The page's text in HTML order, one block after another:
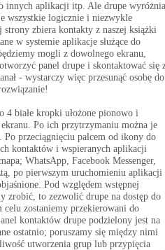
innych aplikacji itp. Ale drupe
wszystkie logicznie i niezwykle
zbiera kontakty z naszej książki
w systemie aplikacje służące do
mogli z dowolnego ekranu,
panel drupe i skontaktować się
- wystarczy więc przesunąć osobę do
4 białe kropki ułożone pionowo i
Po ich przytrzymaniu można je
Po przeciągnięciu palcem od ikony do
kontaktów i wspieranych aplikacji
WhatsApp, Facebook Messenger,
po pierwszym uruchomieniu aplikacji
Pod względem wstępnej
zrobić, to zezwolić drupe na dostęp do
zostaniemy przekierowani do
kontaktów drupe podzielony jest na
ostatnio; poruszamy się między nimi
utworzenia grup lub przypięcia